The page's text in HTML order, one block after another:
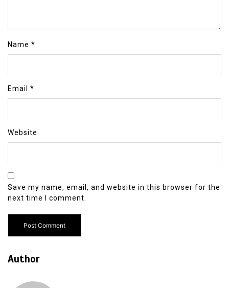
Name *
Email *
Website
Save my name, email, and website in this browser for the
next time I comment.
Author